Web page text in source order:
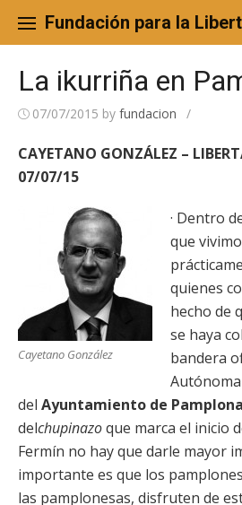
content
Fundación para la
La ikurriña en
07/07/2015 by fundacion /
CAYETANO GONZÁLEZ –
07/07/15
Cayetano González
· Dentro
que
quienes
hecho de
se haya
bandera
del Ayuntamiento de Pamplona
delchupinazoque marca el inicio
Fermín no hay que darle mayor
importante es que los
las pamplonesas, disfruten de